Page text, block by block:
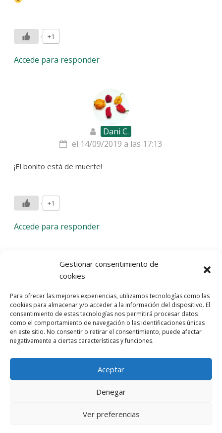
Gestionar consentimiento de
cookies
Para ofrecer las mejores experiencias, utilizamos tecnologías como las
cookies para almacenar y/o acceder a la información del dispositivo. El
consentimiento de estas tecnologías nos permitirá procesar datos
como el comportamiento de navegación o las identificaciones únicas
en este sitio. No consentir o retirar el consentimiento, puede afectar
negativamente a ciertas características y funciones.
Aceptar
Denegar
Ver preferencias
+1
Accede para responder
Dani C.
el 14/09/2019 a las 17:13
¡El bonito está de muerte!
+1
Accede para responder
Deja una respuesta
comentario.
Entra con tu red social
He leído y acepto laPolítica de Privacidad